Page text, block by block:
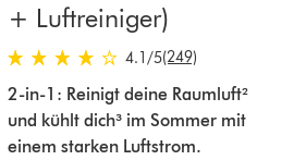
+ Luftreiniger)
4.1 stars out of 5 from 249 Bewertungen
4.1 /5(249)
2-in-1: Reinigt deine Raumluft²
und kühlt dich³ im Sommer mit
einem starken Luftstrom.